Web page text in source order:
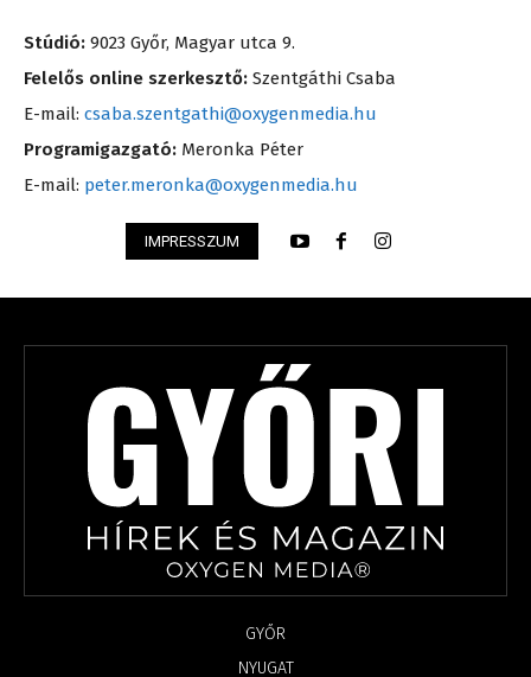
Stúdió: 9023 Győr, Magyar utca 9.
Felelős online szerkesztő: Szentgáthi Csaba
E-mail: csaba.szentgathi@oxygenmedia.hu
Programigazgató: Meronka Péter
E-mail: peter.meronka@oxygenmedia.hu
IMPRESSZUM
GYŐR
NYUGAT